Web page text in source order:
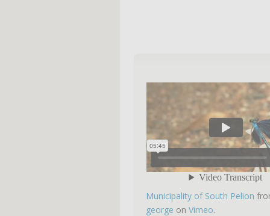
Municipality of South Pelion
george on Vimeo.